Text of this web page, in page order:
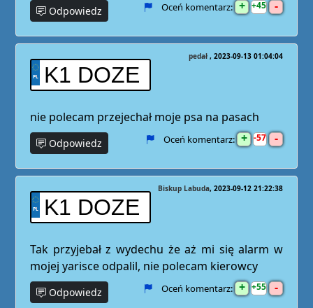
Odpowiedz Oceń komentarz: + 45 -
K1 DOZE
pedał 2023-09-13 01:04:04
nie polecam przejechał moje psa na pasach
Odpowiedz Oceń komentarz: + 57 -
K1 DOZE
Biskup Labuda 2023-09-12 21:22:38
Tak przyjebał z wydechu że aż mi się alarm w
mojej yarisce odpalil, nie polecam kierowcy
Odpowiedz Oceń komentarz: + 55 -